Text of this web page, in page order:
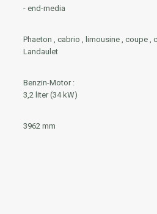
- end-media
Phaeton , cabrio , limousine , coupe ,
Landaulet
Benzin-Motor :
3,2 liter (34 kW)
3962 mm